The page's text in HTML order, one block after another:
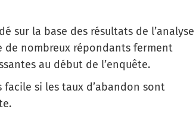
sur la base des résultats de l’analyse
de nombreux répondants ferment
au début de l’enquête.
si les taux d’abandon sont